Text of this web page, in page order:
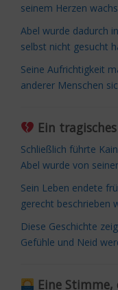
seinem Herzen
Abel wurde dadurch
selbst nicht gesucht
Seine Aufrichtigkeit
anderer Menschen
Ein
Schließlich führte
Abel wurde von
Sein Leben endete
gerecht beschrieben
Diese Geschichte
Gefühle und Neid
Eine